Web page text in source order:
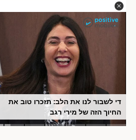
וונדר וומן: בר רפאלי מפגינה כישורי על
שלא הכרנו